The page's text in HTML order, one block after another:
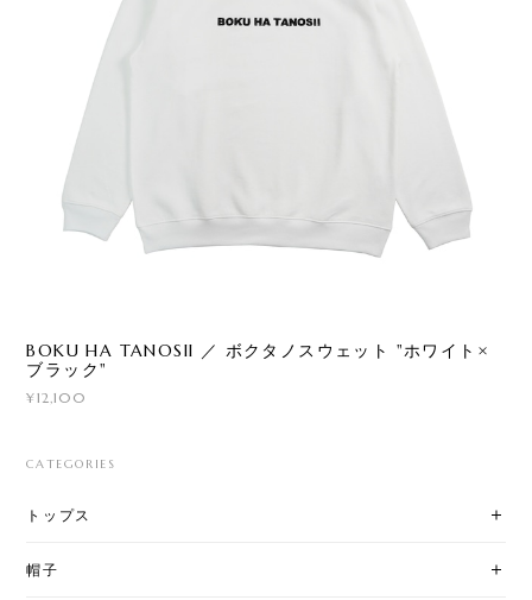
BOKU HA TANOSII ／ ボクタノスウェット "ホワイト×
ブラック"
¥12,100
CATEGORIES
トップス
帽子